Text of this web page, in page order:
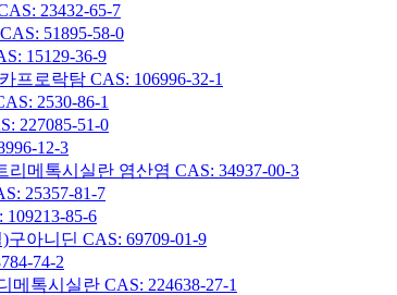
23432-65-7
51895-58-0
15129-36-9
프로락탐 CAS: 106996-32-1
2530-86-1
227085-51-0
12-3
메톡시실란 염산염 CAS: 34937-00-3
25357-81-7
85-6
아니딘 CAS: 69709-01-9
74-2
톡시실란 CAS: 224638-27-1